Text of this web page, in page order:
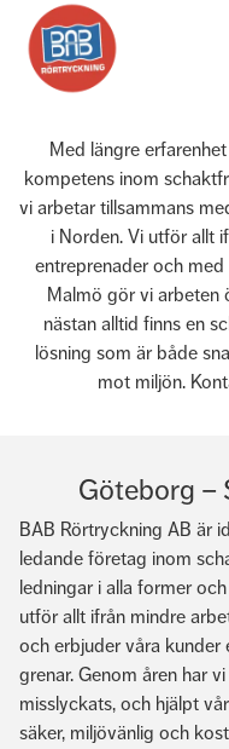
Ett
Med längre
kompetens inom
vi arbetar tillsammans
i Norden. Vi utför allt
entreprenader och
Malmö gör vi arbeten
nästan alltid finns en
lösning som är både
mot miljön.
Göteborg –
BAB Rörtryckning AB är
ledande företag inom
ledningar i alla former
utför allt ifrån mindre
och erbjuder våra kunder
grenar. Genom åren har
misslyckats, och hjälpt
säker, miljövänlig och